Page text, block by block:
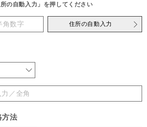
の自動入力」を押してください
住所の自動入力
方法